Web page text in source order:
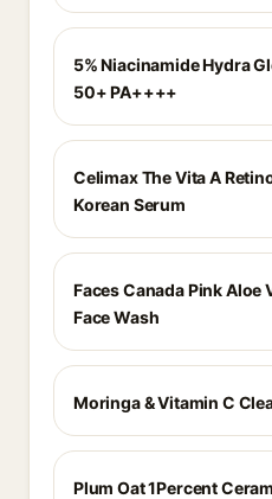
5% Niacinamide Hydra
50+ PA++++
Celimax The Vita A
Korean Serum
Faces Canada Pink Aloe
Face Wash
Moringa & Vitamin C
Plum Oat 1Percent